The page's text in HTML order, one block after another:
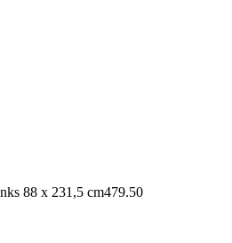
88 x 231,5 cm479.50